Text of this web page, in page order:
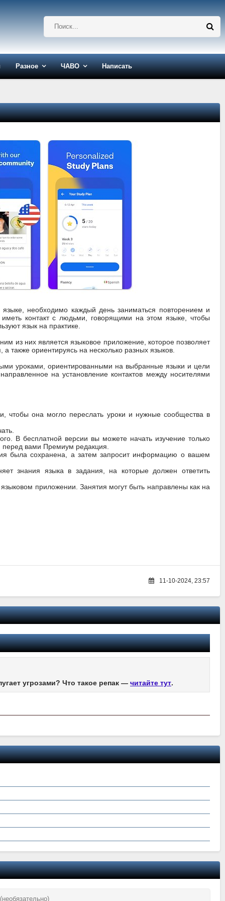
Разное ЧАВО Написать
необходимо каждый день заниматься повторением и
контакт с людьми, говорящими на этом языке, чтобы
язык на практике.
из них является языковое приложение, которое позволяет
также ориентируясь на несколько разных языков.
уроками, ориентированными на выбранные языки и цели
на установление контактов между носителями
чтобы она могло переслать уроки и нужные сообщества в
В бесплатной версии вы можете начать изучение только
перед вами Премиум редакция.
была сохранена, а затем запросит информацию о вашем
знания языка в задания, на которые должен ответить
приложении. Занятия могут быть направлены как на
11-10-2024, 23:57
угрозами? Что такое репак — читайте тут.